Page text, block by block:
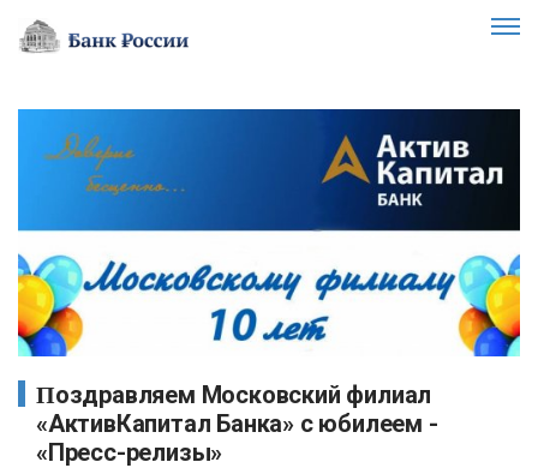
Поздравляем Московский филиал
«АктивКапитал Банка» с юбилеем -
«Пресс-релизы»